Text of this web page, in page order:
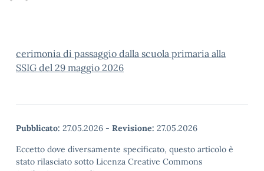
cerimonia di passaggio dalla scuola primaria alla
SSIG del 29 maggio 2026
Pubblicato: 27.05.2026 - Revisione: 27.05.2026
Eccetto dove diversamente specificato, questo articolo è
stato rilasciato sotto Licenza Creative Commons